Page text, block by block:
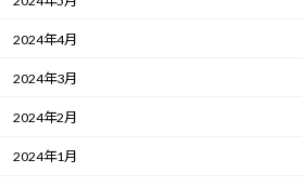
2024年4月
2024年3月
2024年2月
2024年1月